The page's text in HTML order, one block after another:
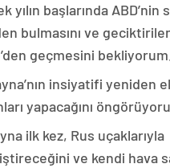
yılın başlarında ABD’nin
bulmasını ve
geçmesini bekliyorum.
insiyatifi yeniden
yapacağını
ilk kez, Rus uçaklarıyla
ve kendi hava